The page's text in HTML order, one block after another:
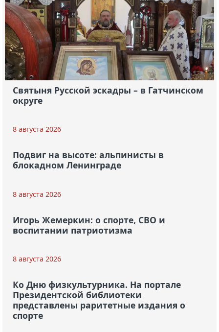
Святыня Русской эскадры – в Гатчинском
округе
8 августа 2026
Подвиг на высоте: альпинисты в
блокадном Ленинграде
8 августа 2026
Игорь Жемеркин: о спорте, СВО и
воспитании патриотизма
8 августа 2026
Ко Дню физкультурника. На портале
Президентской библиотеки
представлены раритетные издания о
спорте